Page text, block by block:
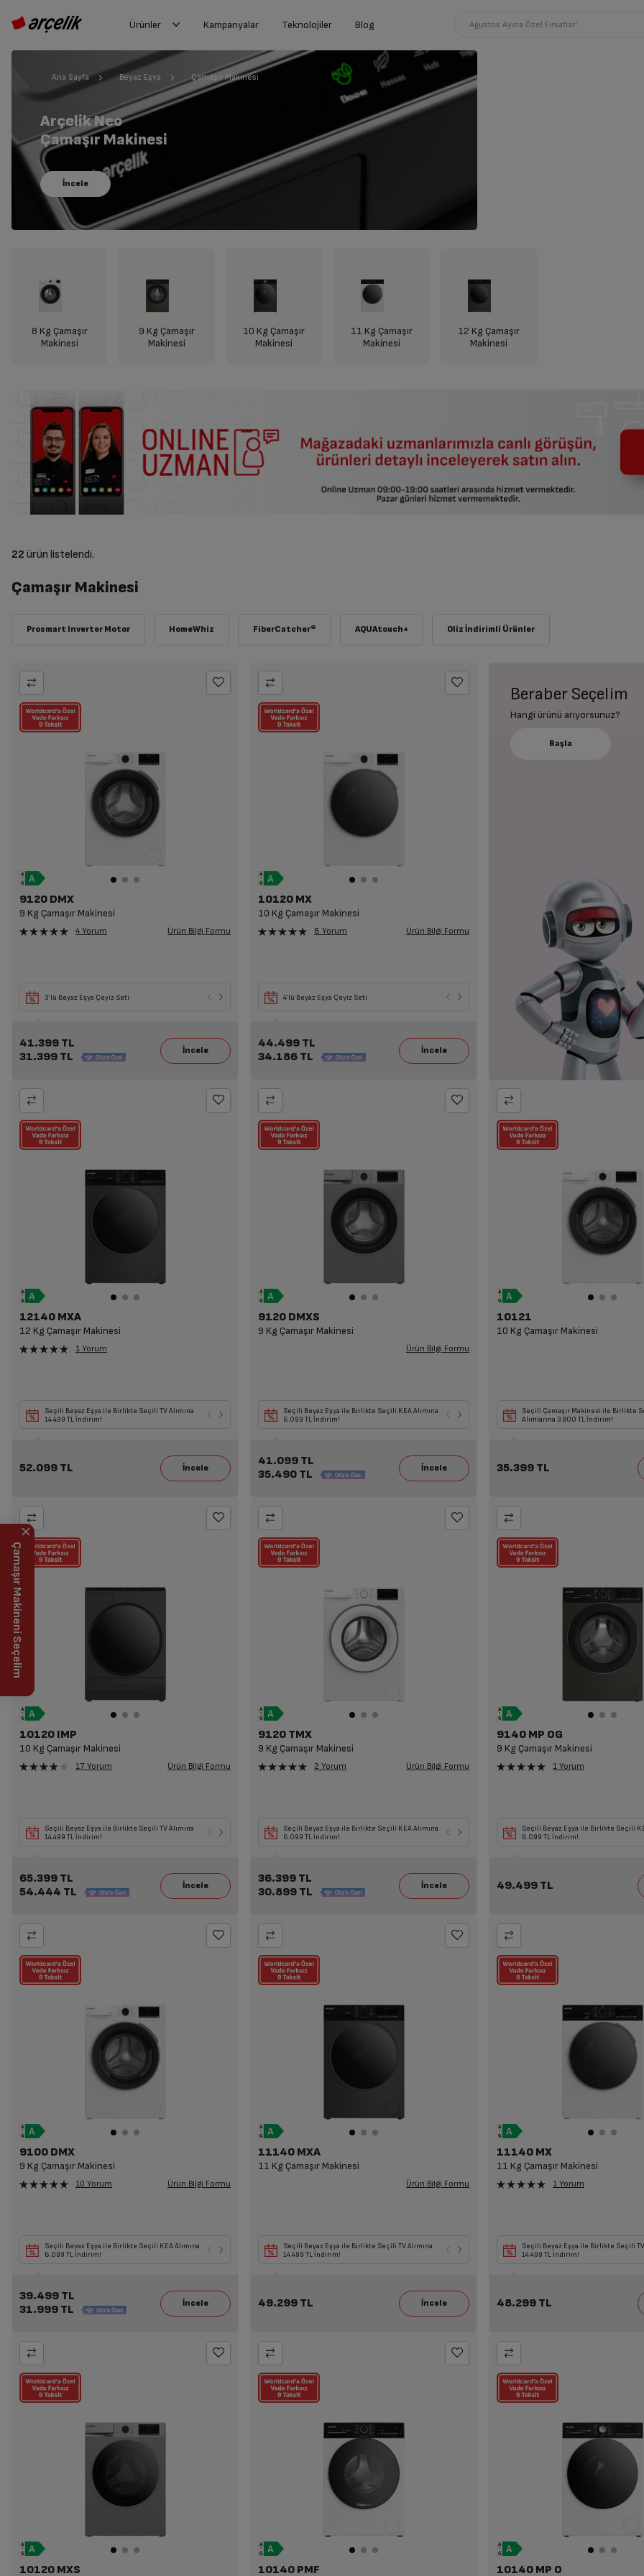
Ürünler Kampanyalar Teknolojiler Blog Ağustos Ayına Özel Fırsatlar!
Ana Sayfa Beyaz Eşya Çamaşır Makinesi
Arçelik Neo
Çamaşır Makinesi
8 Kg Çamaşır
Makinesi
9 Kg Çamaşır
Makinesi
10 Kg Çamaşır
Makinesi
11 Kg Çamaşır
Makinesi
12 Kg Çamaşır
Makinesi
22 ürün listelendi.
Çamaşır Makinesi
9120 DMX
9 Kg Çamaşır Makinesi
4 Yorum Ürün Bilgi Formu
3’lü Beyaz Eşya Çeyiz Seti
Seçili Beyaz Eşya ile Birlikte Seçili KEA Alımına
6.099 TL İndirim!
Seçili Beyaz Eşya, TV, Klima ile Birlikte Seçili
Havadar Alımlarına 7.249 TL İndirim!
41.399 TL
31.399 TL
10120 MX
10 Kg Çamaşır Makinesi
8 Yorum Ürün Bilgi Formu
4’lü Beyaz Eşya Çeyiz Seti
Seçili Beyaz Eşya ile Birlikte Seçili KEA
6.099 TL İndirim!
44.499 TL
34.186 TL
Beraber Seçelim
Hangi ürünü arıyorsunuz?
12140 MXA
12 Kg Çamaşır Makinesi
1 Yorum
Seçili Beyaz Eşya ile Birlikte Seçili TV Alımına
14.499 TL İndirim!
Seçili Beyaz Eşya veya TV ile Birlikte Seçili KEA
ya da Süpürge Alımına 14.109 TL İndirim!
52.099 TL
9120 DMXS
9 Kg Çamaşır Makinesi
Ürün Bilgi Formu
Seçili Beyaz Eşya ile Birlikte Seçili KEA Alımına
6.099 TL İndirim!
Seçili Beyaz Eşya, TV, Klima ile Birlikte Seçili
Havadar Alımlarına 7.249 TL İndirim!
41.099 TL
35.490 TL
10121
10 Kg Çamaşır Makinesi
Seçili Çamaşır Makinesi ile Birlikte
Alımlarına 3.800 TL İndirim!
35.399 TL
10120 IMP
10 Kg Çamaşır Makinesi
17 Yorum Ürün Bilgi Formu
Seçili Beyaz Eşya ile Birlikte Seçili TV Alımına
14.499 TL İndirim!
Seçili Beyaz Eşya veya TV ile Birlikte Seçili KEA
ya da Süpürge Alımına 14.109 TL İndirim!
65.399 TL
54.444 TL
9120 TMX
9 Kg Çamaşır Makinesi
2 Yorum Ürün Bilgi Formu
Seçili Beyaz Eşya ile Birlikte Seçili KEA Alımına
6.099 TL İndirim!
Seçili Beyaz Eşya, TV, Klima ile Birlikte Seçili
Havadar Alımlarına 7.249 TL İndirim!
36.399 TL
30.899 TL
9140 MP OG
9 Kg Çamaşır Makinesi
1 Yorum
Seçili Beyaz Eşya ile Birlikte Seçili
6.099 TL İndirim!
49.499 TL
9100 DMX
9 Kg Çamaşır Makinesi
10 Yorum Ürün Bilgi Formu
Seçili Beyaz Eşya ile Birlikte Seçili KEA Alımına
6.099 TL İndirim!
Seçili Beyaz Eşya, TV, Klima ile Birlikte Seçili
Havadar Alımlarına 7.249 TL İndirim!
Seçili Beyaz Eşya veya TV ile Birlikte Seçili
Mikrodalga Alımına 7.199 TL İndirim!
39.499 TL
31.999 TL
11140 MXA
11 Kg Çamaşır Makinesi
Ürün Bilgi Formu
Seçili Beyaz Eşya ile Birlikte Seçili TV Alımına
14.499 TL İndirim!
Seçili Beyaz Eşya veya TV ile Birlikte Seçili
ya da Süpürge Alımına 14.109 TL İndirim!
49.299 TL
11140 MX
11 Kg Çamaşır Makinesi
1 Yorum
Seçili Beyaz Eşya ile Birlikte Seçili TV
14.499 TL İndirim!
48.299 TL
10120 MXS 10140 PMF 10140 MP O
Çamaşır Makineni Seçelim